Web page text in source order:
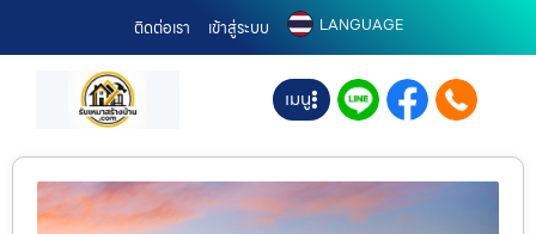
ติดต่อเรา เข้าสู่ระบบ LANGUAGE
เมนู